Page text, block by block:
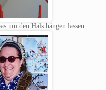
um den Hals hängen lassen…